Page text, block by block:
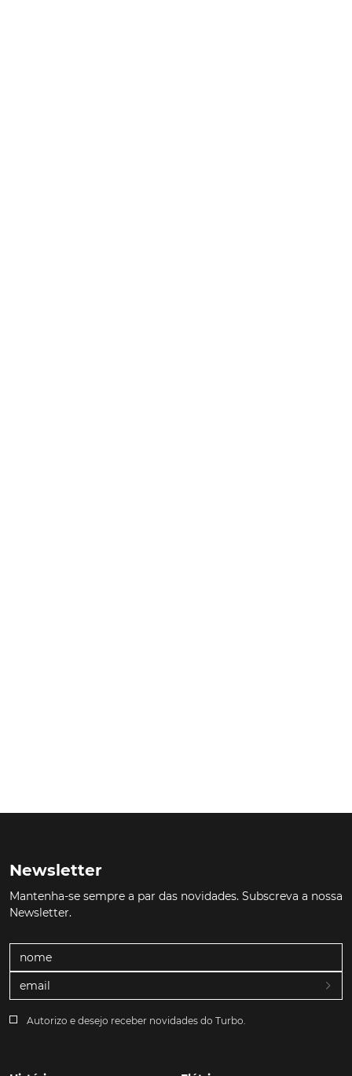
Newsletter
Mantenha-se sempre a par das novidades. Subscreva a nossa
Newsletter.
Autorizo e desejo receber novidades do Turbo.